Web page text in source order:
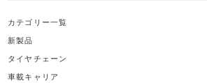
カテゴリー一覧
新製品
タイヤチェーン
車載キャリア